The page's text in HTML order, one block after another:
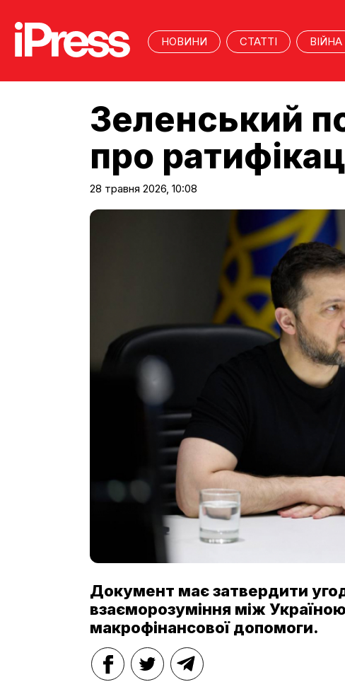
НОВИНИ СТАТТІ ВІЙНА
Зеленський
про
28 травня 2026, 10:08
Документ має затвердити
взаєморозуміння між
макрофінансової допомоги.